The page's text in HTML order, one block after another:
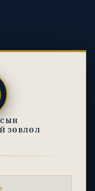
ЗӨВЛӨЛ